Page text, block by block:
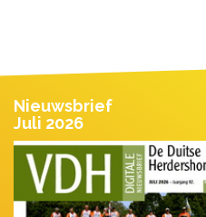
Nieuwsbrief
Juli 2026